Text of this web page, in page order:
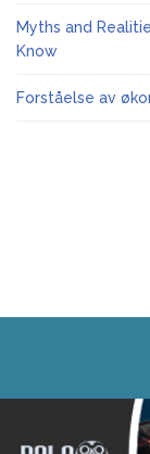
Myths and
Know
Forståelse av